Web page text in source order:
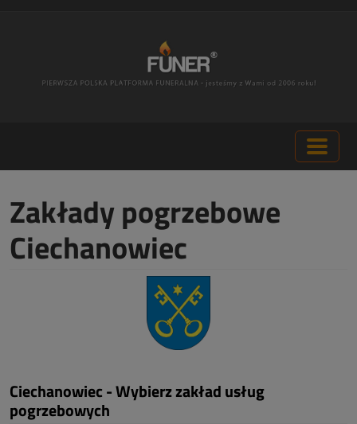
Zakłady pogrzebowe
Ciechanowiec
Ciechanowiec - Wybierz zakład usług
pogrzebowych